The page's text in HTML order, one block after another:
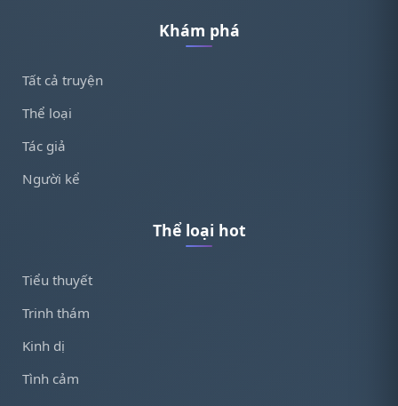
Khám phá
Tất cả truyện
Thể loại
Tác giả
Người kể
Thể loại hot
Tiểu thuyết
Trinh thám
Kinh dị
Tình cảm